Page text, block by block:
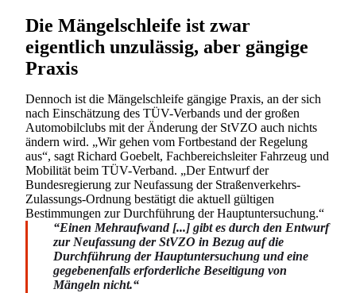
Die Mängelschleife ist zwar
eigentlich unzulässig, aber gängige
Praxis
Dennoch ist die Mängelschleife gängige Praxis, an der sich
nach Einschätzung des TÜV-Verbands und der großen
Automobilclubs mit der Änderung der StVZO auch nichts
ändern wird. „Wir gehen vom Fortbestand der Regelung
aus“, sagt Richard Goebelt, Fachbereichsleiter Fahrzeug und
Mobilität beim TÜV-Verband. „Der Entwurf der
Bundesregierung zur Neufassung der Straßenverkehrs-
Zulassungs-Ordnung bestätigt die aktuell gültigen
Bestimmungen zur Durchführung der Hauptuntersuchung.“
Einen Mehraufwand [...] gibt es durch den Entwurf
zur Neufassung der StVZO in Bezug auf die
Durchführung der Hauptuntersuchung und eine
gegebenenfalls erforderliche Beseitigung von
Mängeln nicht.